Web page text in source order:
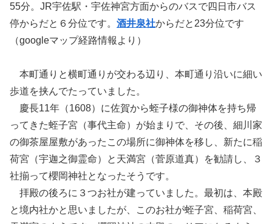
55分。JR宇佐駅・宇佐神宮方面からのバスで四日市バス
停からだと６分位です。 酒井泉社からだと23分位です
（googleマップ経路情報より）
本町通りと横町通りが交わる辺り、本町通り沿いに細い
歩道を挟んでたっていました。
慶長11年（1608）に佐賀から蛭子様の御神体を持ち帰
ってきた蛭子宮（事代主命）が始まりで、その後、細川家
の御茶屋屋敷があったこの場所に御神体を移し、新たに稲
荷宮（宇迦之御霊命）と天満宮（菅原道真）を勧請し、３
社揃って櫻岡神社となったそうです。
拝殿の後ろに３つお社が建っていました。最初は、本殿
と境内社かと思いましたが、このお社が蛭子宮、稲荷宮、